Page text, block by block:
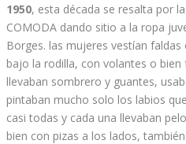
1950, esta década se resalta por
COMODA dando sitio a la ropa
Borges. las mujeres vestían
bajo la rodilla, con volantes o
llevaban sombrero y guantes,
pintaban mucho solo los labios
casi todas y cada una llevaban
bien con pizas a los lados,